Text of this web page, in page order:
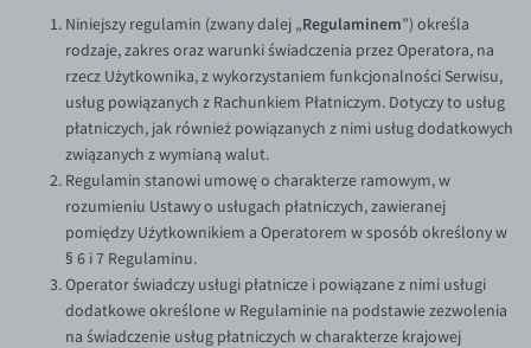
Inne pary walutowe
AUD/PLN
BGN/PLN
CAD/PLN
CNY/PLN
HKD/PLN
HUF/PLN
ILS/PLN
JPY/PLN
Aplikacja mobilna
Bezpieczeństwo
Pomoc
Pomoc
FAQ
Konto i opłaty
Wymiana walut
Banki i przelewy
Przelewy zagraniczne
Poradnik
Niniejszy regulamin (zwany dalej „Regulaminem”) określa
rodzaje, zakres oraz warunki świadczenia przez Operatora, na
rzecz Użytkownika, z wykorzystaniem funkcjonalności Serwisu,
usług powiązanych z Rachunkiem Płatniczym. Dotyczy to usług
płatniczych, jak również powiązanych z nimi usług dodatkowych
związanych z wymianą walut.
Regulamin stanowi umowę o charakterze ramowym, w
rozumieniu Ustawy o usługach płatniczych, zawieranej
pomiędzy Użytkownikiem a Operatorem w sposób określony w
§ 6 i 7 Regulaminu.
Operator świadczy usługi płatnicze i powiązane z nimi usługi
dodatkowe określone w Regulaminie na podstawie zezwolenia
na świadczenie usług płatniczych w charakterze krajowej